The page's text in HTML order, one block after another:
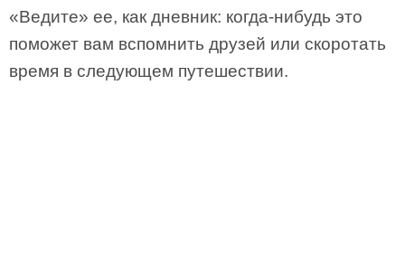
«Ведите» ее, как дневник: когда-нибудь это
поможет вам вспомнить друзей или скоротать
время в следующем путешествии.